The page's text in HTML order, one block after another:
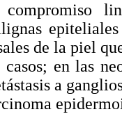
de la piel
casos; en las
a